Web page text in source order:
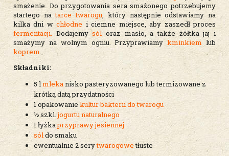
smażenie. Do przygotowania sera smażonego potrzebujemy
startego natarce twarogu, który następnie odstawiamy na
kilka dni wchłodne i ciemne miejsce, aby zaszedł proces
fermentacji. Dodajemysól oraz masło, a także żółtka jaj i
smażymy na wolnym ogniu. Przyprawiamykminkiem lub
koprem.
Składniki:
5 lmlekanisko pasteryzowanego lub termizowane z
krótką datą przydatności
1 opakowanie kultur bakterii do twarogu
½ szkl.jogurtu naturalnego
1 łyżkaprzyprawy jesiennej
sóldo smaku
ewentualnie 2 serytwarogowetłuste